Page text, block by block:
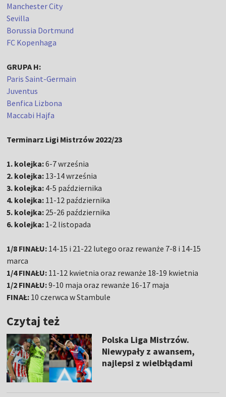
Manchester City
Sevilla
Borussia Dortmund
FC Kopenhaga
GRUPA H:
Paris Saint-Germain
Juventus
Benfica Lizbona
Maccabi Hajfa
Terminarz Ligi Mistrzów 2022/23
1. kolejka:6-7 września
2. kolejka: 13-14 września
3. kolejka: 4-5 października
4. kolejka: 11-12 października
5. kolejka: 25-26 października
6. kolejka: 1-2 listopada
1/8 FINAŁU: 14-15 i 21-22 lutego oraz rewanże 7-8 i 14-15
marca
1/4 FINAŁU: 11-12 kwietnia oraz rewanże 18-19 kwietnia
1/2 FINAŁU:9-10 maja oraz rewanże 16-17 maja
FINAŁ: 10 czerwca w Stambule
Czytaj też
Polska Liga Mistrzów.
Niewypały z awansem,
najlepsi z wielbłądami